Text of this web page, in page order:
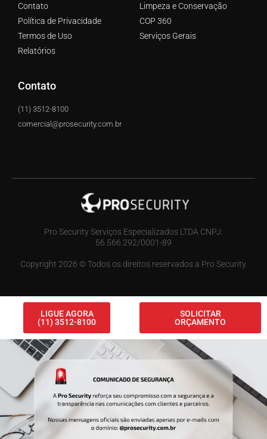
Contato
Política de Privacidade
Termos de Uso
Relatórios
Limpeza e Conservação
COP 360
Serviços Gerais
Contato
(11) 3512-8100
comercial@prosecurity.com.br
Pro Security Serviços Especializados LTDA CNPJ:
56.566.292/0001-89
Copyright 2026 © Todos os direitos reservados a Pro Security.
LIGUE AGORA
(11) 3512-8100
SOLICITAR
ORÇAMENTO